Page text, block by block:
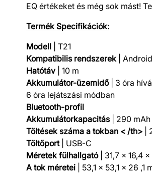
EQ értékeket és még sok mást!
Termék Specifikációk:
Modell | T21
Kompatibilis rendszerek |
Hatótáv | 10 m
Akkumulátor-üzemidő| 3 óra
6 óra lejátszási módban
Bluetooth-profil
Akkumulátorkapacitás| 290 mAh
Töltések száma a tokban < /th> |
Töltőport| USB-C
Méretek fülhallgató| 31,7 x 16,4 x
A tok méretei | 53,1 x 53,1 x 26 ,1